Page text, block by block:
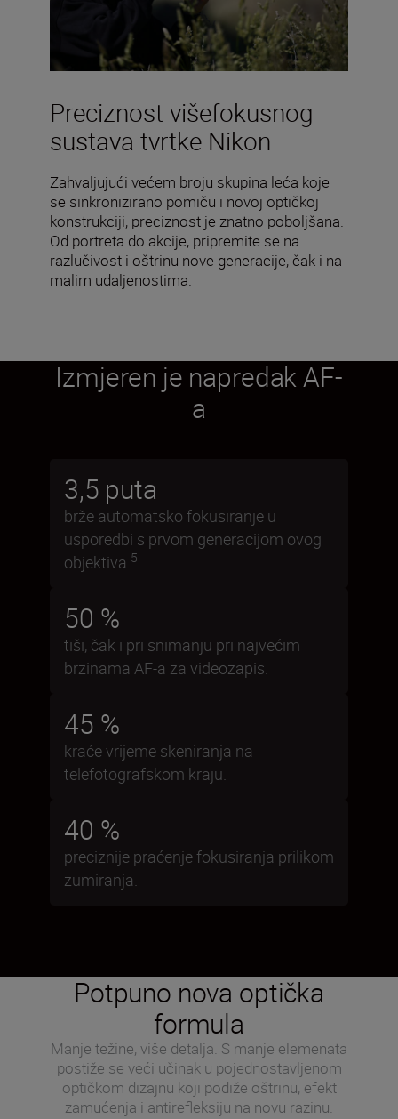
Preciznost višefokusnog
sustava tvrtke Nikon
Zahvaljujući većem broju skupina leća koje
se sinkronizirano pomiču i novoj optičkoj
konstrukciji, preciznost je znatno poboljšana.
Od portreta do akcije, pripremite se na
razlučivost i oštrinu nove generacije, čak i na
malim udaljenostima.
Izmjeren je napredak AF-
a
3,5 puta
brže automatsko fokusiranje u
usporedbi s prvom generacijom ovog
objektiva.5
50 %
tiši, čak i pri snimanju pri najvećim
brzinama AF-a za videozapis.
45 %
kraće vrijeme skeniranja na
telefotografskom kraju.
40 %
preciznije praćenje fokusiranja prilikom
zumiranja.
Potpuno nova optička
formula
Manje težine, više detalja. S manje elemenata
postiže se veći učinak u pojednostavljenom
optičkom dizajnu koji podiže oštrinu, efekt
zamućenja i antirefleksiju na novu razinu.